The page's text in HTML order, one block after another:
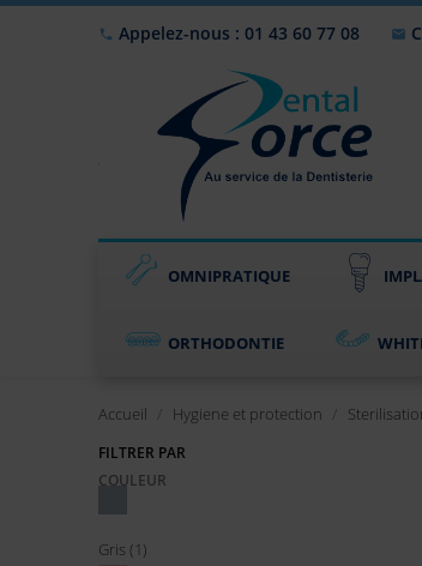
 Appelez-nous : 01 43 60 77 08 
OMNIPRATIQUE
ORTHODONTIE
Accueil Hygiene et protection
FILTRER PAR
COULEUR
Gris(1)